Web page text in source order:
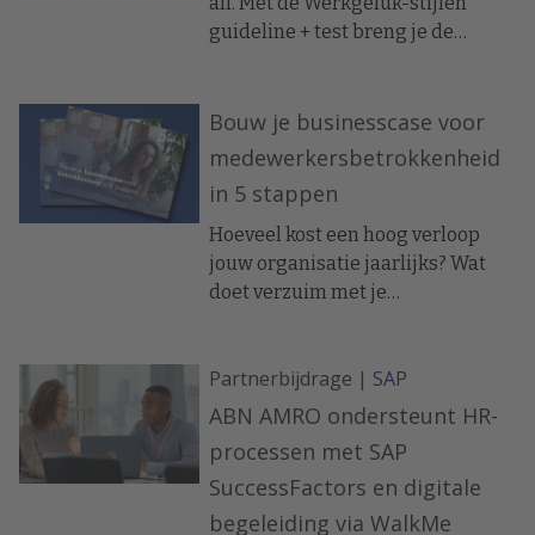
integratieaanpak die werkt.
guideline + test breng je de
Bouw je businesscase voor
medewerkersbetrokkenheid
in 5 stappen
Hoeveel kost een hoog verloop
jouw organisatie jaarlijks? Wat
doet verzuim met je
meer betrokken zijn bij hun werk?
Partnerbijdrage | SAP
ABN AMRO ondersteunt HR-
processen met SAP
SuccessFactors en digitale
begeleiding via WalkMe